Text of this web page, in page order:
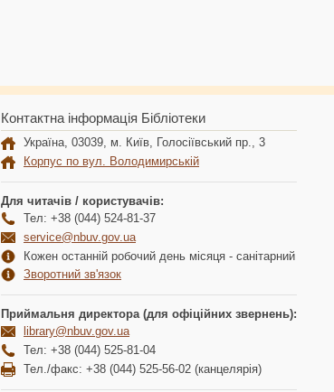
Контактна інформація Бібліотеки
Україна, 03039, м. Київ, Голосіївський пр., 3
Корпус по вул. Володимирській
Для читачів / користувачів:
Тел: +38 (044) 524-81-37
service@nbuv.gov.ua
Кожен останній робочий день місяця - санітарний
Зворотний зв'язок
Приймальня директора (для офіційних звернень):
library@nbuv.gov.ua
Тел: +38 (044) 525-81-04
Тел./факс: +38 (044) 525-56-02 (канцелярія)